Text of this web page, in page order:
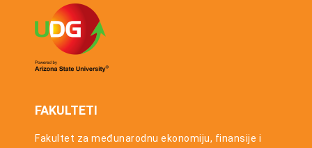
FAKULTETI
Fakultet za međunarodnu ekonomiju, finansije i